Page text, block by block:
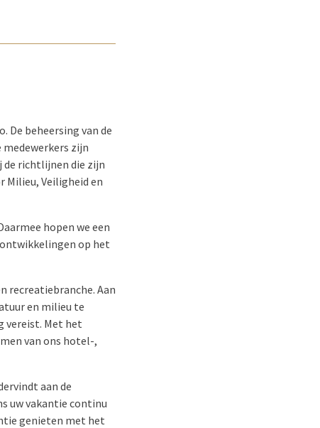
De beheersing van de
zijn
de richtlijnen die zijn
Milieu, Veiligheid en
hopen we een
op het
recreatiebranche. Aan
en milieu te
vereist. Met het
van ons hotel-,
aan de
uw vakantie continu
genieten met het